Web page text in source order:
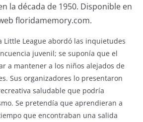
la década de 1950. Disponible en
floridamemory.com.
Little League abordó las inquietudes
juvenil; se suponía que el
a mantener a los niños alejados de
Sus organizadores lo presentaron
saludable que podría
Se pretendía que aprendieran a
que encontraban una salida